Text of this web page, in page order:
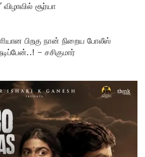
சூர்யா
பிறகு நான் நிறைய போலீஸ்
– சசிகுமார்